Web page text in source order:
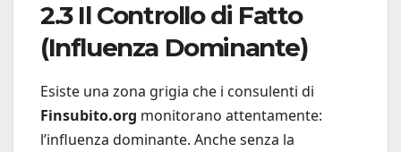
2.3 Il Controllo di Fatto
(Influenza Dominante)
Esiste una zona grigia che i consulenti di
Finsubito.org monitorano attentamente:
l’influenza dominante. Anche senza la